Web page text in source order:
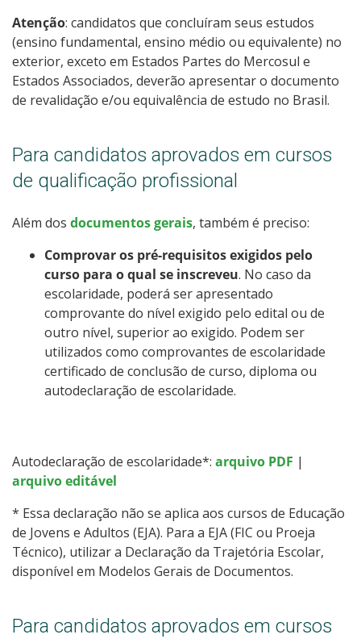
Atenção: candidatos que concluíram seus estudos
(ensino fundamental, ensino médio ou equivalente) no
exterior, exceto em Estados Partes do Mercosul e
Estados Associados, deverão apresentar o documento
de revalidação e/ou equivalência de estudo no Brasil.
Para candidatos aprovados em cursos
de qualificação profissional
Além dos documentos gerais, também é preciso:
Comprovar os pré-requisitos exigidos pelo
curso para o qual se inscreveu. No caso da
escolaridade, poderá ser apresentado
comprovante do nível exigido pelo edital ou de
outro nível, superior ao exigido. Podem ser
utilizados como comprovantes de escolaridade
certificado de conclusão de curso, diploma ou
autodeclaração de escolaridade.
Autodeclaração de escolaridade*: arquivo PDF |
arquivo editável
* Essa declaração não se aplica aos cursos de Educação
de Jovens e Adultos (EJA). Para a EJA (FIC ou Proeja
Técnico), utilizar a Declaração da Trajetória Escolar,
disponível em Modelos Gerais de Documentos.
Para candidatos aprovados em cursos